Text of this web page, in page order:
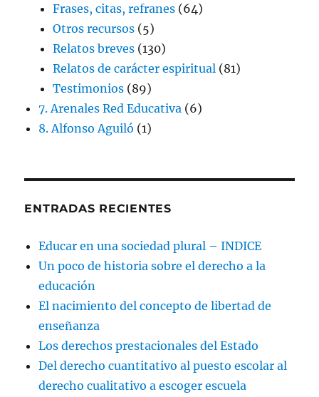
Frases, citas, refranes (64)
Otros recursos (5)
Relatos breves (130)
Relatos de carácter espiritual (81)
Testimonios (89)
7. Arenales Red Educativa (6)
8. Alfonso Aguiló (1)
ENTRADAS RECIENTES
Educar en una sociedad plural – INDICE
Un poco de historia sobre el derecho a la
educación
El nacimiento del concepto de libertad de
enseñanza
Los derechos prestacionales del Estado
Del derecho cuantitativo al puesto escolar al
derecho cualitativo a escoger escuela